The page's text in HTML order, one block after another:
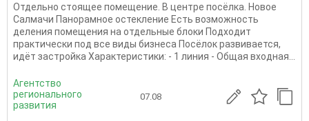
Отдельно стоящее помещение. В центре посёлка. Новое
Салмачи Панорамное остекление Есть возможность
деления помещения на отдельные блоки Подходит
практически под все виды бизнеса Посёлок развивается,
идёт застройка Характеристики: - 1 линия - Общая входная...
Агентство
регионального
развития
07.08